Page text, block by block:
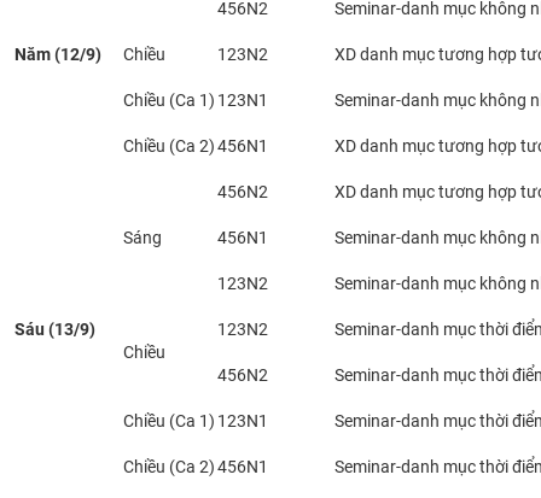
Năm (12/9)
456N2 Seminar-danh mục không
Chiều 123N2 XD danh mục tương hợp
Chiều (Ca 1) 123N1 Seminar-danh mục không
Chiều (Ca 2)456N1 XD danh mục tương hợp
Sáu (13/9)
Sáng
456N2 XD danh mục tương hợp
456N1 Seminar-danh mục không
123N2 Seminar-danh mục không
Chiều
123N2 Seminar-danh mục thời
456N2 Seminar-danh mục thời
Chiều (Ca 1) 123N1 Seminar-danh mục thời
Chiều (Ca 2)456N1 Seminar-danh mục thời